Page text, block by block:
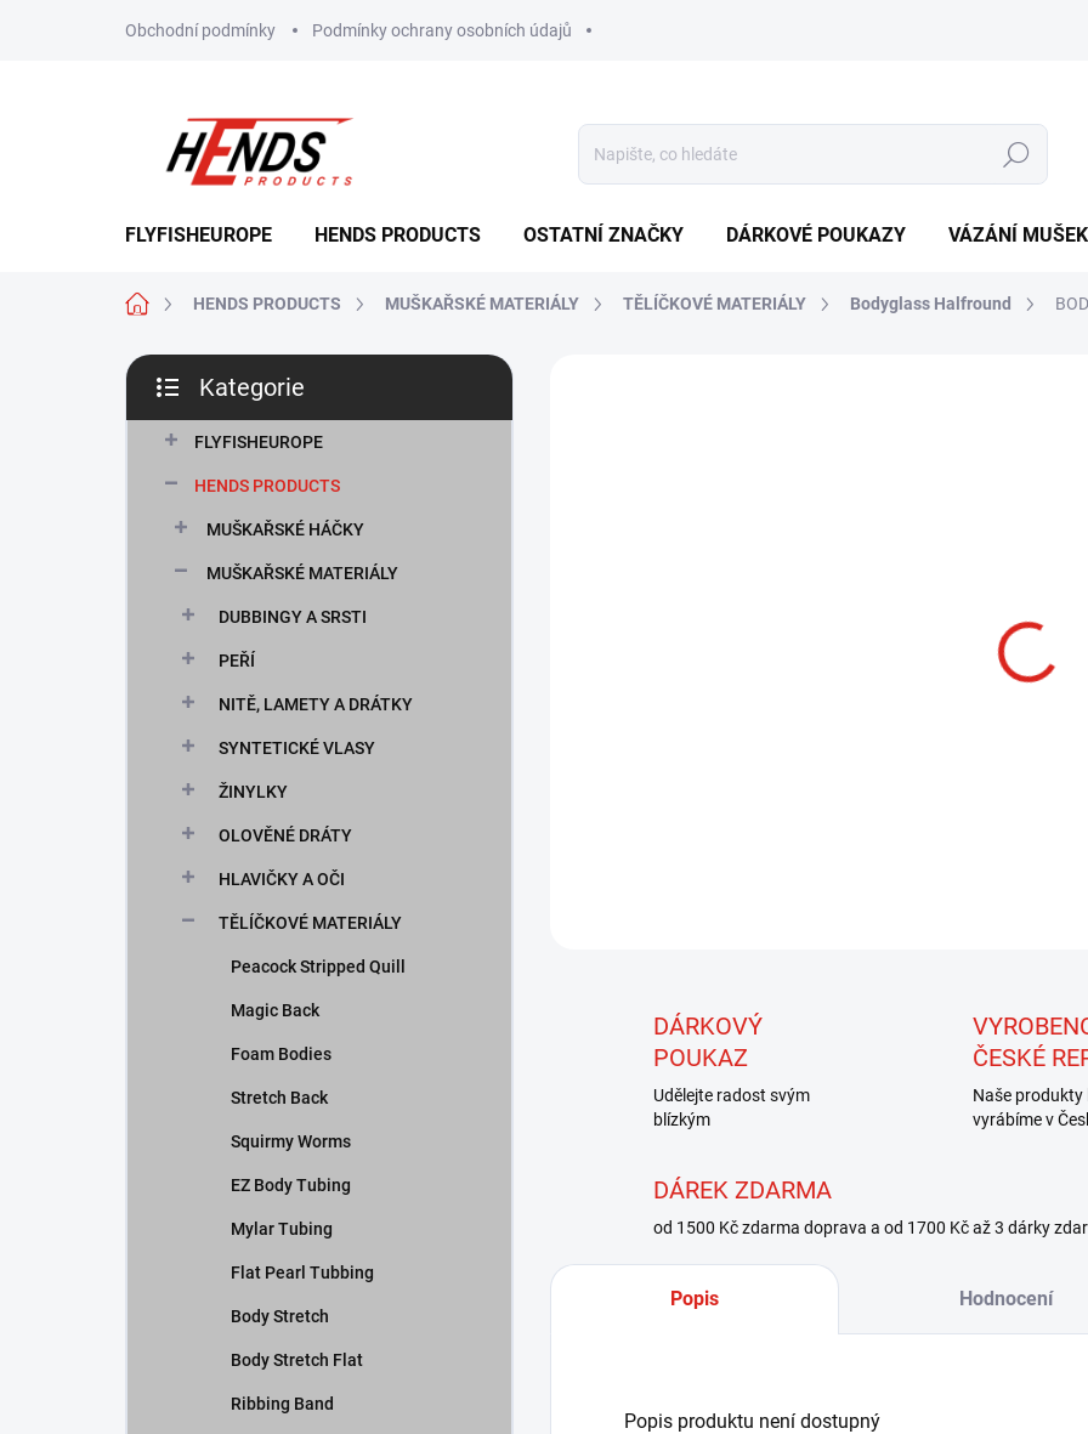
Obchodní podmínky Podmínky ochrany osobních údajů
Hledat
FLYFISHEUROPE HENDS PRODUCTS OSTATNÍ ZNAČKY DÁRKOVÉ POUKAZY VÁZÁNÍ MUŠEK
Domů HENDS PRODUCTS MUŠKAŘSKÉ MATERIÁLY TĚLÍČKOVÉ MATERIÁLY Bodyglass Halfround
P
s
kategorie
Kategorie
FLYFISHEUROPE
HENDS PRODUCTS
MUŠKAŘSKÉ HÁČKY
MUŠKAŘSKÉ MATERIÁLY
DUBBINGY A SRSTI
PEŘÍ
NITĚ, LAMETY A DRÁTKY
SYNTETICKÉ VLASY
ŽINYLKY
OLOVĚNÉ DRÁTY
HLAVIČKY A OČI
TĚLÍČKOVÉ MATERIÁLY
Peacock Stripped Quill
Magic Back
Foam Bodies
Stretch Back
Squirmy Worms
EZ Body Tubing
Mylar Tubing
Flat Pearl Tubbing
Body Stretch
Body Stretch Flat
Ribbing Band
DÁRKOVÝ
POUKAZ
Udělejte radost svým
blízkým
ČESKÉ
Naše produkty
vyrábíme v
DÁREK ZDARMA
od 1500 Kč zdarma doprava a od 1700 Kč až 3 dárky
Popis Hodnocení
Popis produktu není dostupný